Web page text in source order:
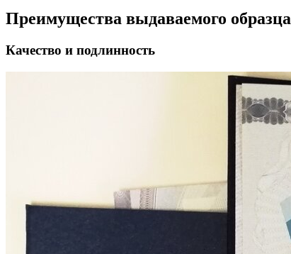
Преимущества выдаваемого образца
Качество и подлинность